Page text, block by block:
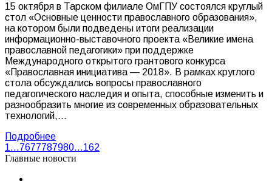
15 октября в Тарском филиале ОмГПУ состоялся круглый
стол «Основные ценности православного образования»,
на котором были подведены итоги реализации
информационно-выставочного проекта «Великие имена
православной педагогики» при поддержке
Международного открытого грантового конкурса
«Православная инициатива — 2018». В рамках круглого
стола обсуждались вопросы православного
педагогического наследия и опыта, способные изменить и
разнообразить многие из современных образовательных
технологий,…
Подробнее
1…7677787980…162
Главные новости